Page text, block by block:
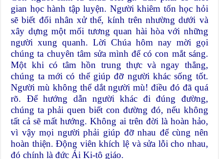
gian học hành tập luyện. Người khiêm tốn học hỏi
sẽ biết đối nhân xử thế, kính trên nhường dưới và
xây dựng một mối tương quan hài hòa với những
người xung quanh. Lời Chúa hôm nay mời gọi
chúng ta chuyên tâm sửa mình để có con mắt sáng.
Một khi có tâm hồn trung thực và ngay thẳng,
chúng ta mới có thể giúp đỡ người khác sống tốt.
Người mù không thể dắt người mù! điều đó đã quá
rõ. Để hướng dẫn người khác đi đúng đường,
chúng ta phải quen biết con đường đó, nếu không
tất cả sẽ mất hướng. Không ai trên đời là hoàn hảo,
vì vậy mọi người phải giúp đỡ nhau để cùng nên
hoàn thiện. Động viên khích lệ và sửa lỗi cho nhau,
đó chính là đức Ái Ki-tô giáo.